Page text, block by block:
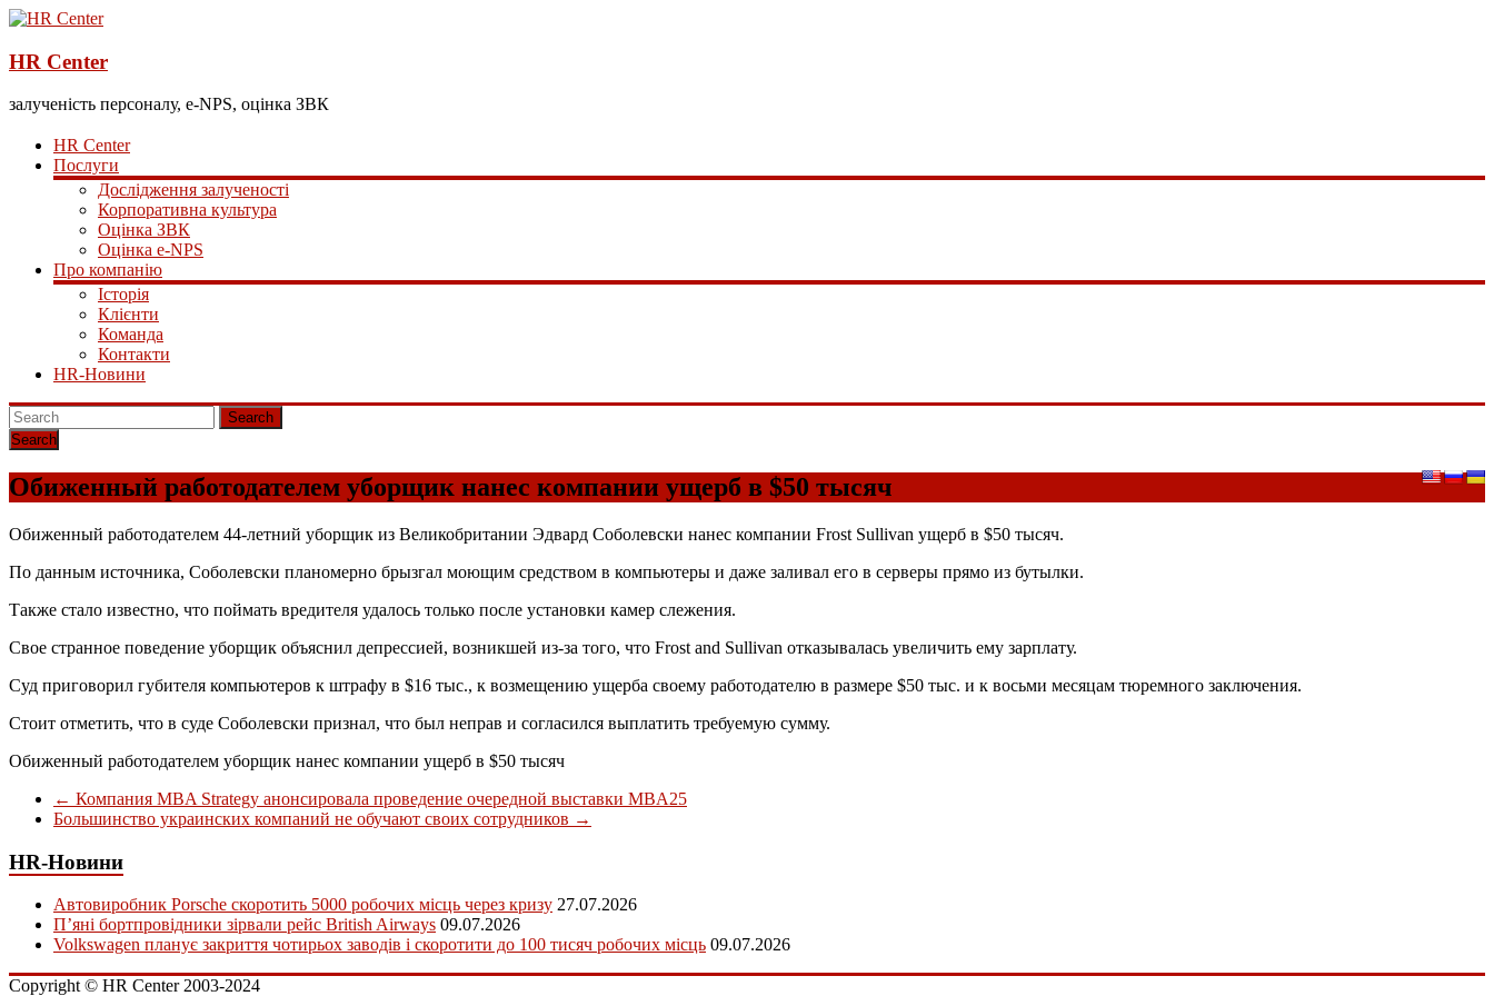
HR Center
залученість персоналу, e-NPS, оцінка ЗВК
HR Center
Послуги
Дослідження залученості
Корпоративна культура
Оцінка ЗВК
Оцінка e-NPS
Про компанію
Історія
Клієнти
Команда
Контакти
HR-Новини
Search
Обиженный работодателем уборщик нанес компании ущерб в $50 тысяч
Обиженный работодателем 44-летний уборщик из Великобритании Эдвард Соболевски нанес компании Frost Sullivan ущерб в $50 тысяч.
По данным источника, Соболевски планомерно брызгал моющим средством в компьютеры и даже заливал его в серверы прямо из бутылки.
Также стало известно, что поймать вредителя удалось только после установки камер слежения.
Свое странное поведение уборщик объяснил депрессией, возникшей из-за того, что Frost and Sullivan отказывалась увеличить ему зарплату.
Суд приговорил губителя компьютеров к штрафу в $16 тыс., к возмещению ущерба своему работодателю в размере $50 тыс. и к восьми месяцам тюремного заключения.
Стоит отметить, что в суде Соболевски признал, что был неправ и согласился выплатить требуемую сумму.
Обиженный работодателем уборщик нанес компании ущерб в $50 тысяч
← Компания MBA Strategy анонсировала проведение очередной выставки MBA25
Большинство украинских компаний не обучают своих сотрудников →
HR-Новини
Автовиробник Porsche скоротить 5000 робочих місць через кризу 27.07.2026
П’яні бортпровідники зірвали рейс British Airways 09.07.2026
Volkswagen планує закриття чотирьох заводів і скоротити до 100 тисяч робочих місць 09.07.2026
Copyright © HR Center 2003-2024